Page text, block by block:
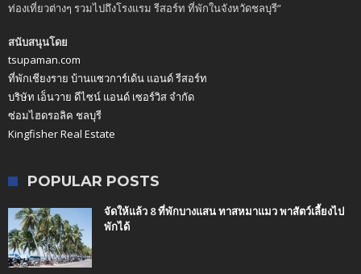
ท่องเที่ยวต่างๆ รวมไปถึงโรงแรม รีสอร์ท ที่พักในจังหวัดชลบุรี”
สนับสนุนโดย
tsupaman.com
ที่พักเชียงราย บ้านแซวการ์เด้น แอนด์ รีสอร์ท
บริษัท เอ็นวาย ดีไซน์ แอนด์ เซอร์วิส จำกัด
ซ่อมไฮดรอลิค ชลบุรี
Kingfisher Real Estate
POPULAR POSTS
จัดให้แล้ว 8 ที่พักบางแสน ทาสหมาแมว พาสัตว์เลี้ยงไป
พักได้